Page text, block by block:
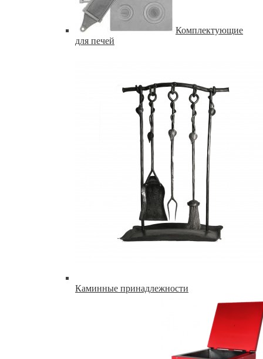
Комплектующие
для печей
Каминные принадлежности